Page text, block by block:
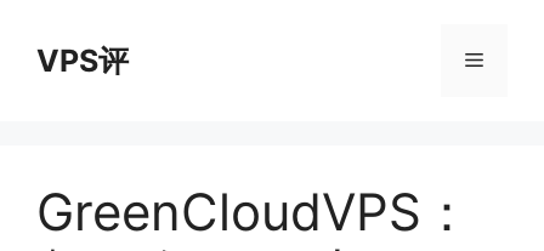
VPS评 菜
GreenCloudVPS：